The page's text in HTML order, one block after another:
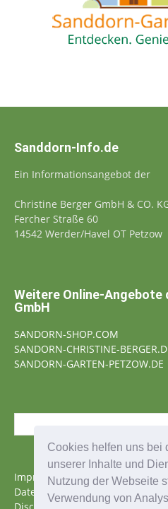
Cookies helfen uns bei
unserer Inhalte und
Nutzung der Webseite
Verwendung von
Sanddorn-Info.de
Ein Informationsangebot der
Christine Berger GmbH & CO.
Fercher Straße 60
14542 Werder/Havel OT Petzow
Weitere Online-Angebote
GmbH
SANDORN-SHOP.COM
SANDORN-CHRISTINE-
SANDORN-GARTEN-PETZOW.DE
Impressum
Datenschutz